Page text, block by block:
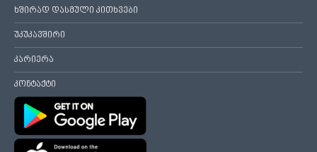
ხშირად დასმული კითხვები
უკუკავშირი
კარიერა
კონტაქტი